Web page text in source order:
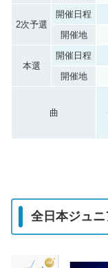
2次予選
開催日程
開催地
本選
開催日程
開催地
曲
全日本ジュ